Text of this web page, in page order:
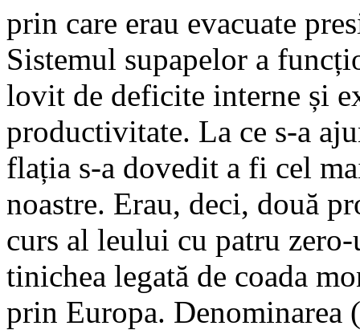
prin care erau evacuate
Sistemul supa­pelor a
lovit de defi­cite interne și
pro­duc­tivitate. La ce s-a
flația s-a dovedit a fi cel
noastre. Erau, deci, două
curs al le­u­lui cu patru
ti­nichea legată de coada
prin Europa. Deno­mi­narea